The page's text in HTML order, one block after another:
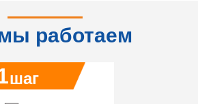
работаем
шаг